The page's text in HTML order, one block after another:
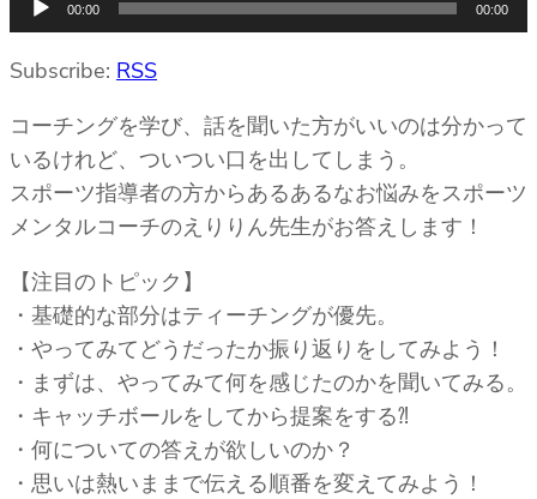
声
プ
ー
ヤ
ー
00:00 00:00
Subscribe: RSS
コーチングを学び、話を聞いた方がいいのは分かって
いるけれど、ついつい口を出してしまう。
スポーツ指導者の方からあるあるなお悩みをスポーツ
メンタルコーチのえりりん先生がお答えします！
【注目のトピック】
・基礎的な部分はティーチングが優先。
・やってみてどうだったか振り返りをしてみよう！
・まずは、やってみて何を感じたのかを聞いてみる。
・キャッチボールをしてから提案をする⁈
・何についての答えが欲しいのか？
・思いは熱いままで伝える順番を変えてみよう！